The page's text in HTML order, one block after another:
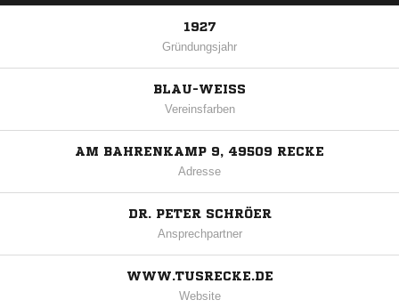
1927
Gründungsjahr
BLAU-WEISS
Vereinsfarben
AM BAHRENKAMP 9, 49509 RECKE
Adresse
DR. PETER SCHRÖER
Ansprechpartner
WWW.TUSRECKE.DE
Website